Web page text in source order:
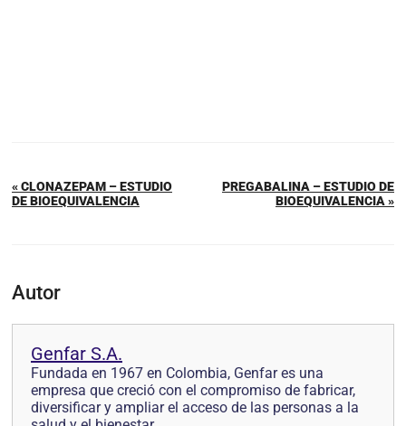
« CLONAZEPAM – ESTUDIO
DE BIOEQUIVALENCIA
PREGABALINA – ESTUDIO DE
BIOEQUIVALENCIA »
Autor
Genfar S.A.
Fundada en 1967 en Colombia, Genfar es una
empresa que creció con el compromiso de fabricar,
diversificar y ampliar el acceso de las personas a la